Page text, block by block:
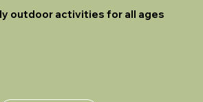
outdoor activities for all ages